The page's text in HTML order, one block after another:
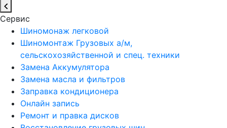
Сервис
Шиномонаж легковой
Шиномонтаж Грузовых а/м,
сельскохозяйственной и спец. техники
Замена Аккумулятора
Замена масла и фильтров
Заправка кондиционера
Онлайн запись
Ремонт и правка дисков